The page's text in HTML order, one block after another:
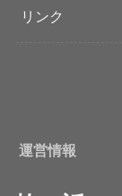
リンク
運営情報